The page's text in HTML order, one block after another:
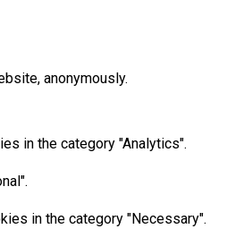
anonymously.
in the category "Analytics".
in the category "Necessary".